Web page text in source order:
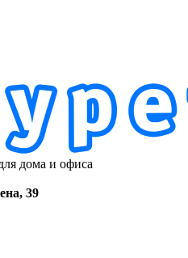
дома и офиса
39